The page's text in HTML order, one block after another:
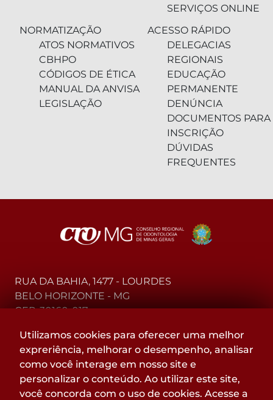
SERVIÇOS ONLINE
NORMATIZAÇÃO
ATOS NORMATIVOS
CBHPO
CÓDIGOS DE ÉTICA
MANUAL DA ANVISA
LEGISLAÇÃO
ACESSO RÁPIDO
DELEGACIAS
REGIONAIS
EDUCAÇÃO
PERMANENTE
DENÚNCIA
DOCUMENTOS PARA
INSCRIÇÃO
DÚVIDAS
FREQUENTES
RUA DA BAHIA, 1477 - LOURDES
BELO HORIZONTE - MG
CEP: 30160-017
(31) 2104-3000 - WhatsApp
0800-015-4000 - Telefone
Acompanhe
Utilizamos cookies para oferecer uma melhor
expreriência, melhorar o desempenho, analisar
como você interage em nosso site e
personalizar o conteúdo. Ao utilizar este site,
você concorda com o uso de cookies. Acesse a